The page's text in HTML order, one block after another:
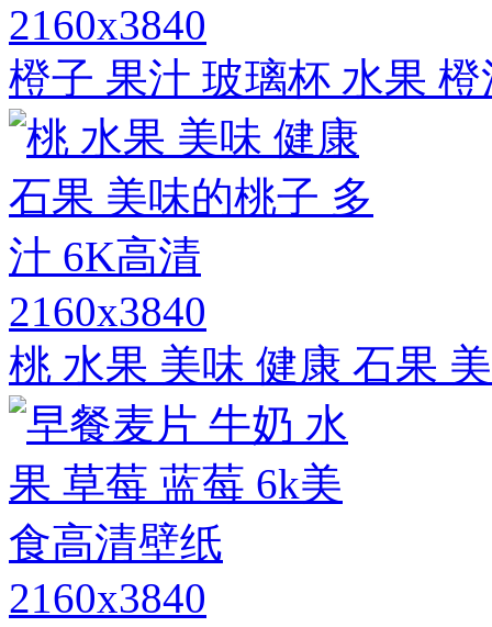
2160x3840
橙子 果汁 玻璃杯 水果
2160x3840
桃 水果 美味 健康 石果
2160x3840